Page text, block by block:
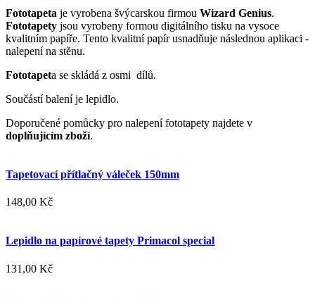
Fototapeta je vyrobena švýcarskou firmou Wizard Genius.
Fototapety jsou vyrobeny formou digitálního tisku na vysoce
kvalitním papíře. Tento kvalitní papír usnadňuje následnou aplikaci -
nalepení na stěnu.
Fototapeta se skládá z osmi dílů.
Součástí balení je lepidlo.
Doporučené pomůcky pro nalepení fototapety najdete v
doplňujícím zboží.
Tapetovací přítlačný váleček 150mm
148,00 Kč
Lepidlo na papírové tapety Primacol special
131,00 Kč